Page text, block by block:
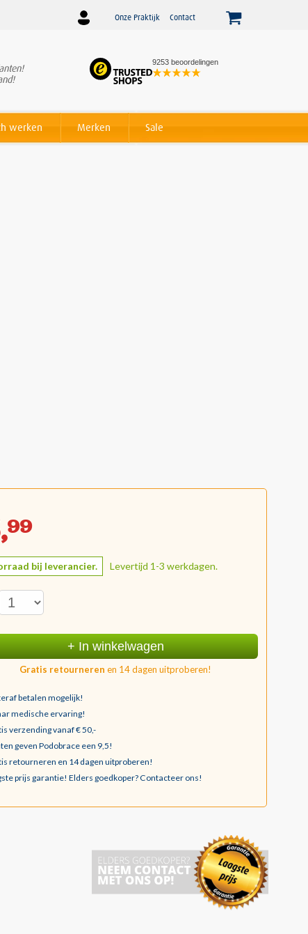
Onze Praktijk Contact
9253 beoordelingen
WinnaarBeslist Webshop
Award voor beste service!
werken Merken Sale
99
bij leverancier. Levertijd 1-3 werkdagen.
+ In winkelwagen
Gratis retourneren en 14 dagen uitproberen!
betalen mogelijk!
medische ervaring!
verzending vanaf € 50,-
geven Podobrace een 9,5!
retourneren en 14 dagen uitproberen!
prijs garantie! Elders goedkoper? Contacteer ons!